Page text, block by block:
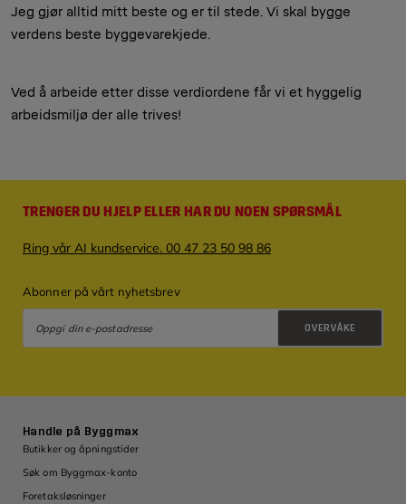
Jeg gjør alltid mitt beste og er til stede. Vi skal bygge
verdens beste byggevarekjede.
Ved å arbeide etter disse verdiordene får vi et hyggelig
arbeidsmiljø der alle trives!
TRENGER DU HJELP ELLER HAR DU NOEN SPØRSMÅL
Ring vår AI kundservice. 00 47 23 50 98 86
Abonner på vårt nyhetsbrev
OVERVÅKE
Handle på Byggmax
Butikker og åpningstider
Søk om Byggmax-konto
Foretaksløsninger